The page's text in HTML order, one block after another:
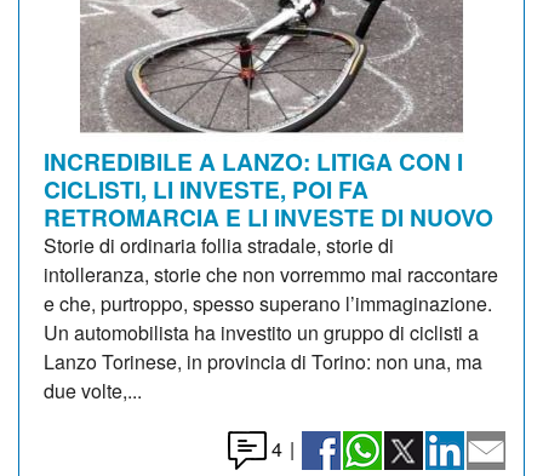
INCREDIBILE A LANZO: LITIGA CON I
CICLISTI, LI INVESTE, POI FA
RETROMARCIA E LI INVESTE DI NUOVO
Storie di ordinaria follia stradale, storie di
intolleranza, storie che non vorremmo mai raccontare
e che, purtroppo, spesso superano l’immaginazione.
Un automobilista ha investito un gruppo di ciclisti a
Lanzo Torinese, in provincia di Torino: non una, ma
due volte,...
4 |